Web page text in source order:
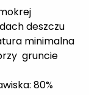
deszczu
minimalna
gruncie
80%